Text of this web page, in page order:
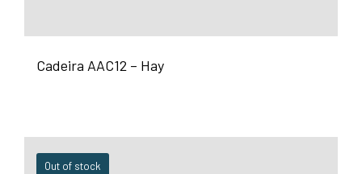
Cadeira AAC12 – Hay
Out of stock